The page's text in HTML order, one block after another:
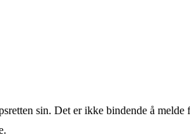
sin. Det er ikke bindende å melde